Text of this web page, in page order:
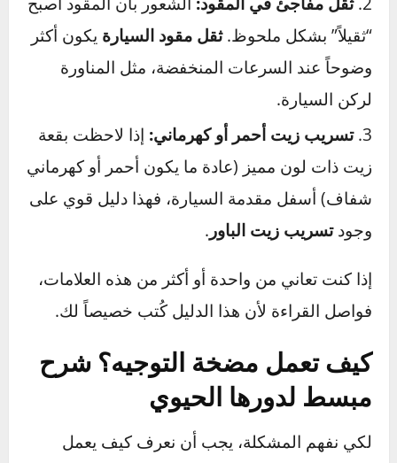
عند لف المقود يميناً أو يساراً، ويختفي أو يهدأ عند
القيادة في خط مستقيم.
ثقل مفاجئ في المقود:
“ثقيلاً” بشكل ملحوظ.ثقل مقود السيارةيكون أكثر
وضوحاً عند السرعات المنخفضة، مثل المناورة
لركن السيارة.
تسريب زيت أحمر أو كهرماني:
زيت ذات لون مميز (عادة ما يكون أحمر أو كهرماني
شفاف) أسفل مقدمة السيارة، فهذا دليل قوي على
وجود تسريب زيت الباور
إذا كنت تعاني من واحدة أو أكثر من هذه العلامات،
فواصل القراءة لأن هذا الدليل كُتب خصيصاً لك.